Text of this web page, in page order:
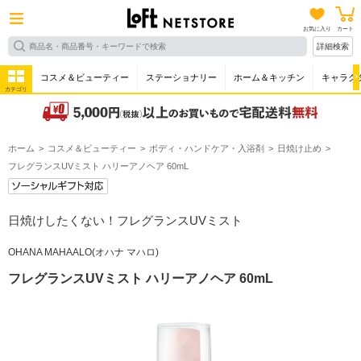
お気に入り カート
詳細検索
カテゴリ
コスメ＆ビューティー ステーショナリー ホーム＆キッチン キャラク
ホーム コスメ＆ビューティー ボディ・ハンドケア・入浴剤
日焼け止め
フレグランスUVミスト ハリーアノヘア 60mL
日焼けしたくない！フレグランスUVミスト
OHANA MAHAALO(オハナ マハロ)
フレグランスUVミスト ハリーアノヘア 60mL